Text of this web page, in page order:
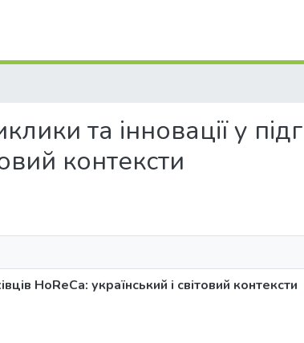
та інновації у
контексти
HoReCa: український і світовий контексти